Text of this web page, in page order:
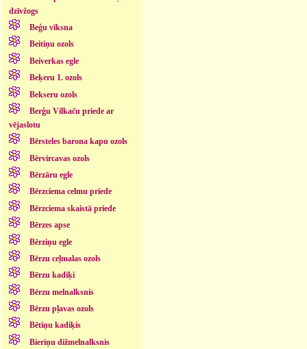
dzīvžogs
Beģu vīksna
Beitiņu ozols
Beiverkas egle
Beķeru 1. ozols
Bekseru ozols
Berģu Vilkaču priede ar
vējaslotu
Bērsteles barona kapu ozols
Bērvircavas ozols
Bērzāru egle
Bērzciema celmu priede
Bērzciema skaistā priede
Bērzes apse
Bērziņu egle
Bērzu ceļmalas ozols
Bērzu kadiķi
Bērzu melnalksnis
Bērzu pļavas ozols
Bētiņu kadiķis
Bieriņu dižmelnalksnis